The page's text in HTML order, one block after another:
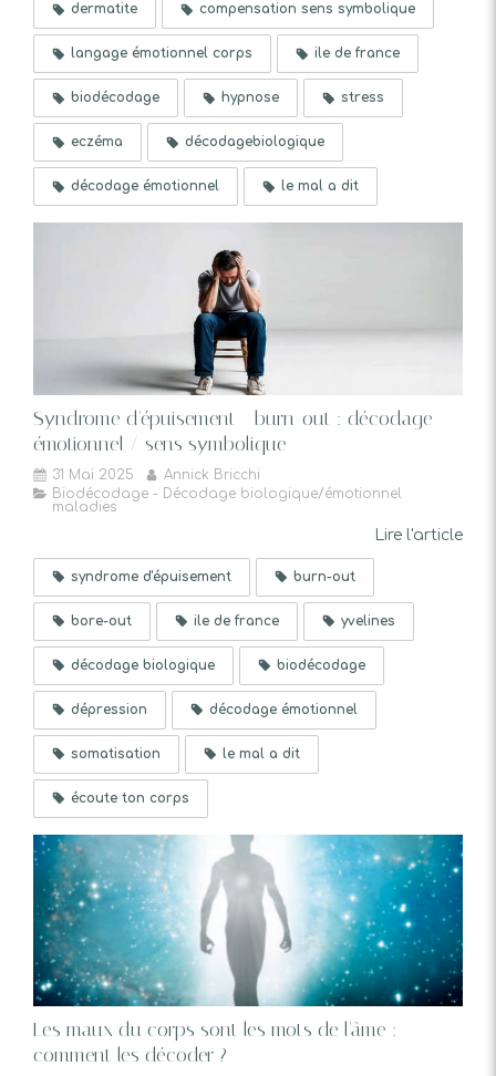
dermatite compensation sens symbolique
langage émotionnel corps ile de france
biodécodage hypnose stress
eczéma décodagebiologique
décodage émotionnel le mal a dit
Syndrome d'épuisement - burn-out : décodage
émotionnel / sens symbolique
31 Mai 2025
Annick Bricchi
Biodécodage - Décodage biologique/émotionnel
maladies
Lire l'article
syndrome d'épuisement burn-out
bore-out ile de france yvelines
décodage biologique biodécodage
dépression décodage émotionnel
somatisation le mal a dit
écoute ton corps
Les maux du corps sont les mots de l'âme :
comment les décoder ?